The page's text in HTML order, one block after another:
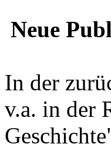
Neue
In der
v.a. in der